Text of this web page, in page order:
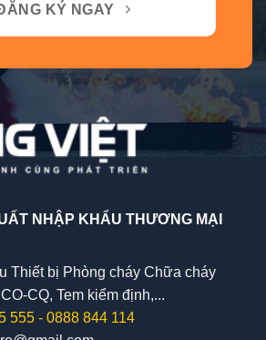
KÝ NGAY
NHẬP KHẨU THƯƠNG MẠI
Thiết bị Phòng cháy Chữa cháy
CQ, Tem kiểm định,...
555 - 0888 844 114